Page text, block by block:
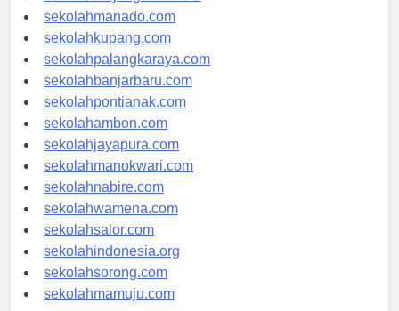
sekolahtanjungselor.com
sekolahmanado.com
sekolahkupang.com
sekolahpalangkaraya.com
sekolahbanjarbaru.com
sekolahpontianak.com
sekolahambon.com
sekolahjayapura.com
sekolahmanokwari.com
sekolahnabire.com
sekolahwamena.com
sekolahsalor.com
sekolahindonesia.org
sekolahsorong.com